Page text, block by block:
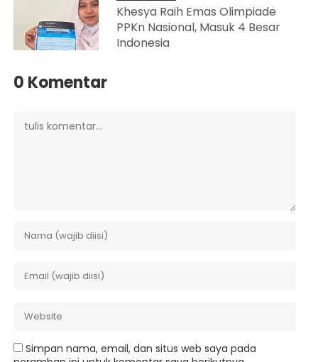
Khesya Raih Emas Olimpiade
PPKn Nasional, Masuk 4 Besar
Indonesia
0 Komentar
Simpan nama, email, dan situs web saya pada